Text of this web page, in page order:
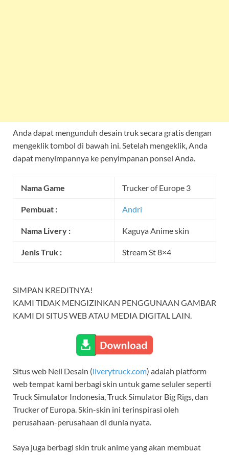
Anda dapat mengunduh desain truk secara gratis dengan
mengeklik tombol di bawah ini. Setelah mengeklik, Anda
dapat menyimpannya ke penyimpanan ponsel Anda.
Nama Game Trucker of Europe 3
Pembuat : Andri
Nama Livery : Kaguya Anime skin
Jenis Truk : Stream St 8×4
SIMPAN KREDITNYA!
KAMI TIDAK MENGIZINKAN PENGGUNAAN GAMBAR
KAMI DI SITUS WEB ATAU MEDIA DIGITAL LAIN.
Situs web Neli Desain (liverytruck.com) adalah platform
web tempat kami berbagi skin untuk game seluler seperti
Truck Simulator Indonesia, Truck Simulator Big Rigs, dan
Trucker of Europa. Skin-skin ini terinspirasi oleh
perusahaan-perusahaan di dunia nyata.
Saya juga berbagi skin truk anime yang akan membuat